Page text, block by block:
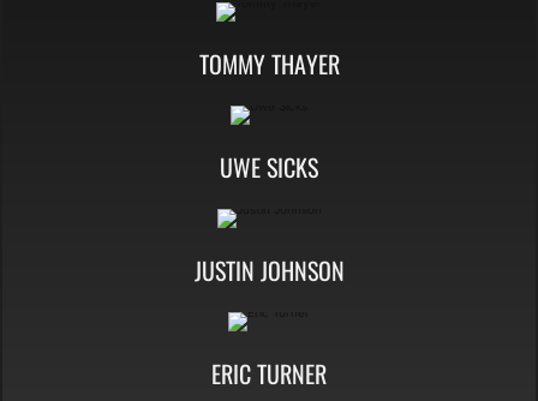
TOMMY THAYER
UWE SICKS
JUSTIN JOHNSON
ERIC TURNER